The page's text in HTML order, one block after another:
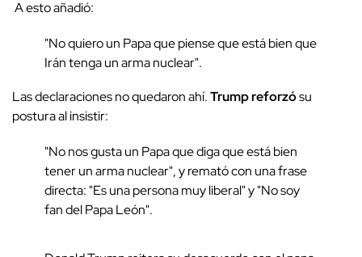
A esto añadió:
"No quiero un Papa que piense que está bien que
Irán tenga un arma nuclear".
Las declaraciones no quedaron ahí.Trump reforzósu
postura al insistir:
"No nos gusta un Papa que diga que está bien
tener un arma nuclear", y remató con una frase
directa: "Es una persona muy liberal" y "No soy
fan del Papa León".